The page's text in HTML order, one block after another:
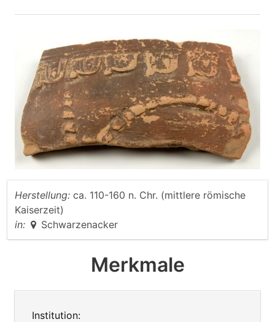
Herstellung: ca. 110-160 n. Chr. (mittlere römische
Kaiserzeit)
in:
Schwarzenacker
Merkmale
Institution: